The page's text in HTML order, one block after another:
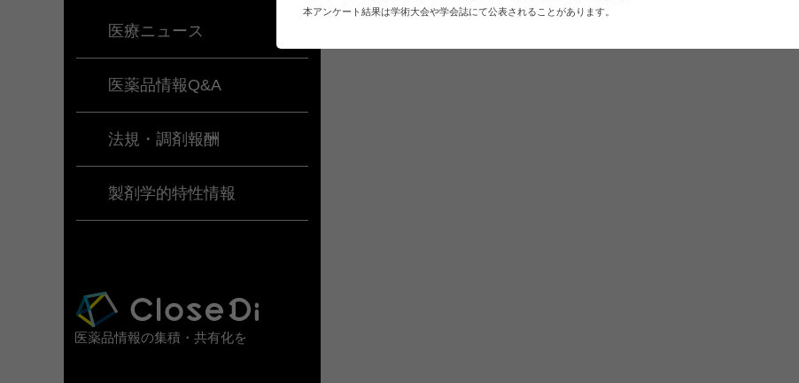
医療ニュース
医薬品情報Q&A
法規・調剤報酬
製剤学的特性情報
医薬品情報の集積・共有化を
本アンケート結果は学術大会や学会誌にて公表されることがあります。